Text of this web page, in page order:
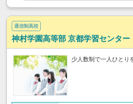
通信制高校
神村学園高等部 京都学習センター
少人数制で一人ひとり